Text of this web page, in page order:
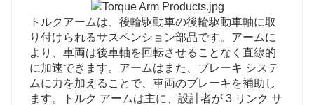
トルクアームは、後輪駆動車の後輪駆動車軸に取
り付けられるサスペンション部品です。アームに
より、車両は後車軸を回転させることなく直線的
に加速できます。アームはまた、ブレーキ システ
ムに力を加えることで、車両のブレーキを補助し
ます。トルク アームは主に、設計者が 3 リンク サ